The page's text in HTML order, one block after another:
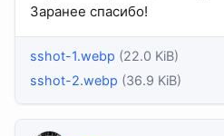
Заранее спасибо!
sshot-1.webp (22.0 KiB)
sshot-2.webp (36.9 KiB)